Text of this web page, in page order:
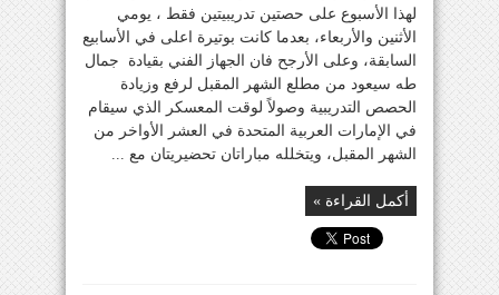
لهذا الأسبوع على حصتين تدريبيتين فقط ، يومي
الأثنين والأربعاء، بعدما كانت بوتيرة اعلى في الأسابيع
السابقة، وعلى الأرجح فان الجهاز الفني بقيادة جمال
طه سيعود من مطلع الشهر المقبل لرفع وزيادة
الحصص التدريبية وصولاً لوقت المعسكر الذي سيقام
في الإمارات العربية المتحدة في العشر الأواخر من
الشهر المقبل، ويتخلله مباراتان تحضيريتان مع ...
أكمل القراءة »